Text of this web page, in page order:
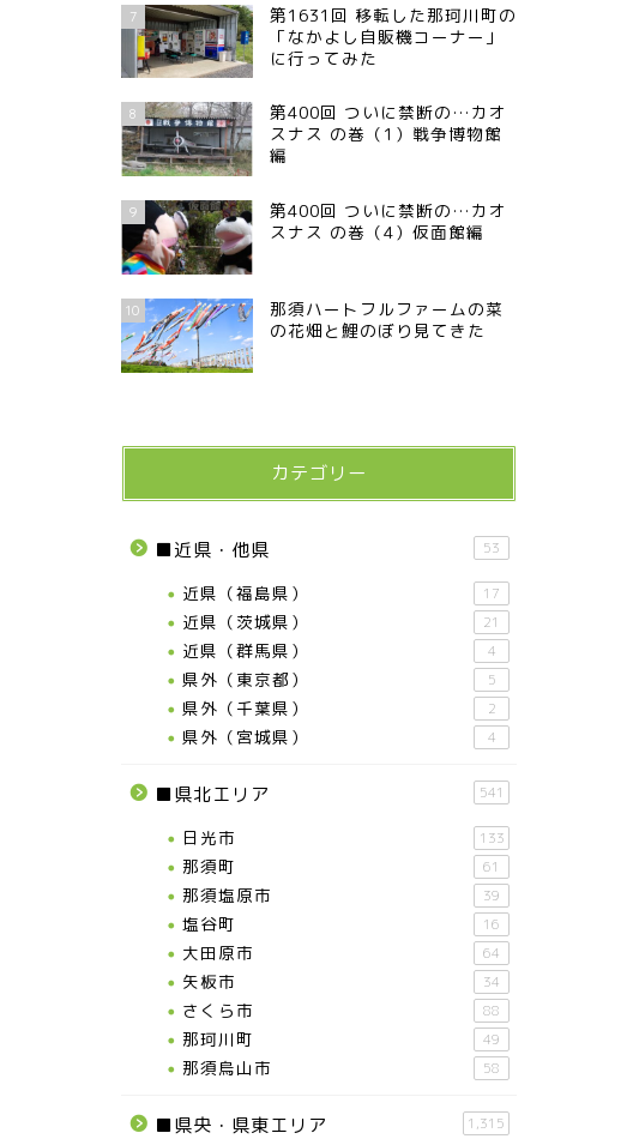
7
第1631回 移転した那珂川町の
「なかよし自販機コーナー」
に行ってみた
8
第400回 ついに禁断の…カオ
スナス の巻（1）戦争博物館
編
9
第400回 ついに禁断の…カオ
スナス の巻（4）仮面館編
10
那須ハートフルファームの菜
の花畑と鯉のぼり見てきた
カテゴリー
■近県・他県 53
近県（福島県） 17
近県（茨城県） 21
近県（群馬県） 4
県外（東京都） 5
県外（千葉県） 2
県外（宮城県） 4
■県北エリア 541
日光市 133
那須町 61
那須塩原市 39
塩谷町 16
大田原市 64
矢板市 34
さくら市 88
那珂川町 49
那須烏山市 58
■県央・県東エリア 1,315